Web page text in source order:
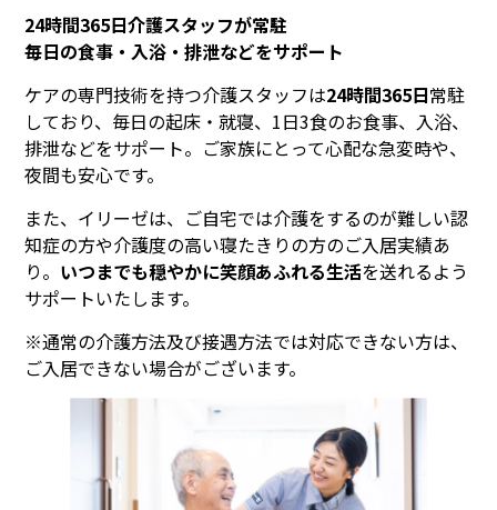
24時間365日介護スタッフが常駐
毎日の食事・入浴・排泄などをサポート
ケアの専門技術を持つ介護スタッフは24時間365日常駐
しており、毎日の起床・就寝、1日3食のお食事、入浴、
排泄などをサポート。ご家族にとって心配な急変時や、
夜間も安心です。
また、イリーゼは、ご自宅では介護をするのが難しい認
知症の方や介護度の高い寝たきりの方のご入居実績あ
り。 いつまでも穏やかに笑顔あふれる生活を送れるよう
サポートいたします。
※通常の介護方法及び接遇方法では対応できない方は、
ご入居できない場合がございます。